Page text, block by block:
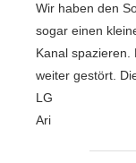
Wir haben den
sogar einen
Kanal spazieren.
weiter gestört.
LG
Ari